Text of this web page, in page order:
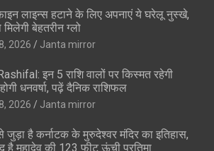
लाइन्स हटाने के लिए अपनाएं ये घरेलू नुस्खे,
बेहतरीन ग्लो
2026 Janta mirror
इन 5 राशि वालों पर किस्मत रहेगी
धनवर्षा, पढ़ें दैनिक राशिफल
2026 Janta mirror
जुड़ा है कर्नाटक के मुरुदेश्वर मंदिर का इतिहास,
है महादेव की 123 फीट ऊंची प्रतिमा